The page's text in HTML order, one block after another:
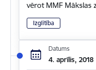
vērot MMF Mākslas
Izglītība
Datums
4. aprīlis, 2018